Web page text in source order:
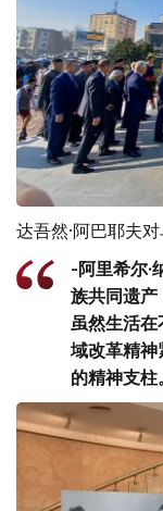
达吾然·阿巴耶夫
-阿里希尔·
族共同遗产
虽然生活
域改革精神
的精神支柱